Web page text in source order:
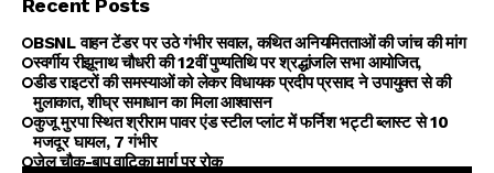
Recent Posts
BSNL वाहन टेंडर पर उठे गंभीर सवाल, कथित अनियमितताओं की जांच की मांग
स्वर्गीय रीझूनाथ चौधरी की 12वीं पुण्यतिथि पर श्रद्धांजलि सभा आयोजित,
डीड राइटरों की समस्याओं को लेकर विधायक प्रदीप प्रसाद ने उपायुक्त से की
मुलाकात, शीघ्र समाधान का मिला आश्वासन
कुजू मुरपा स्थित श्रीराम पावर एंड स्टील प्लांट में फर्निश भट्टी ब्लास्ट से 10
मजदूर घायल, 7 गंभीर
जेल चौक-बापू वाटिका मार्ग पर रोक